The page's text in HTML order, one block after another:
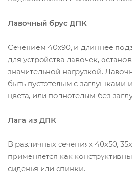
Лавочный брус ДПК
Сечением 40х90, и длиннее
для устройства лавочек,
значительной нагрузкой.
быть пустотелым с заглушками
цвета, или полнотелым без
Лага из ДПК
В различных сечениях 40х50,
применяется как
сиденья или спинки.